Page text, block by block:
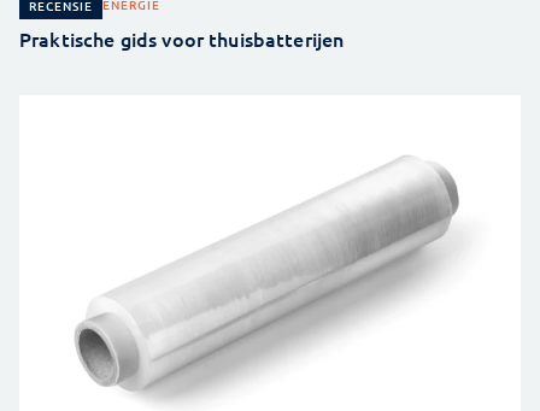
RECENSIE ENERGIE
Praktische gids voor thuisbatterijen